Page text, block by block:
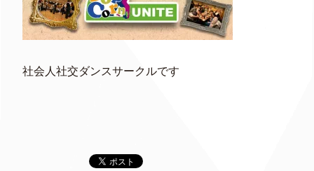
社会人社交ダンスサークルです